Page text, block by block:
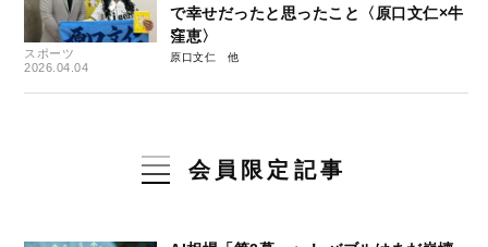
スポーツ
2026.04.04
で幸せだったと思ったこと〈原口文仁×牛
窪恵〉
原口文仁
会員限定記事